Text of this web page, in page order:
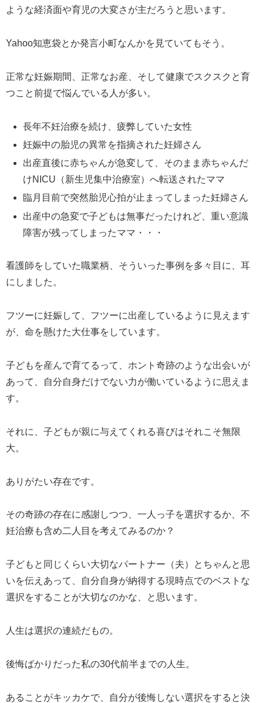
ような経済面や育児の大変さが主だろうと思います。
Yahoo知恵袋とか発言小町なんかを見ていてもそう。
正常な妊娠期間、正常なお産、そして健康でスクスクと育
つこと前提で悩んでいる人が多い。
長年不妊治療を続け、疲弊していた女性
妊娠中の胎児の異常を指摘された妊婦さん
出産直後に赤ちゃんが急変して、そのまま赤ちゃんだ
けNICU（新生児集中治療室）へ転送されたママ
臨月目前で突然胎児心拍が止まってしまった妊婦さん
出産中の急変で子どもは無事だったけれど、重い意識
障害が残ってしまったママ・・・
看護師をしていた職業柄、そういった事例を多々目に、耳
にしました。
フツーに妊娠して、フツーに出産しているように見えます
が、命を懸けた大仕事をしています。
子どもを産んで育てるって、ホント奇跡のような出会いが
あって、自分自身だけでない力が働いているように思えま
す。
それに、子どもが親に与えてくれる喜びはそれこそ無限
大。
ありがたい存在です。
その奇跡の存在に感謝しつつ、一人っ子を選択するか、不
妊治療も含め二人目を考えてみるのか？
子どもと同じくらい大切なパートナー（夫）とちゃんと思
いを伝えあって、自分自身が納得する現時点でのベストな
選択をすることが大切なのかな、と思います。
人生は選択の連続だもの。
後悔ばかりだった私の30代前半までの人生。
あることがキッカケで、自分が後悔しない選択をすると決